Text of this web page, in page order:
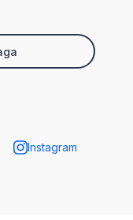
Instagram